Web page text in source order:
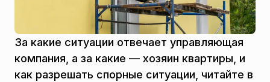
За какие ситуации отвечает управляющая
компания, а за какие — хозяин квартиры, и
как разрешать спорные ситуации, читайте в